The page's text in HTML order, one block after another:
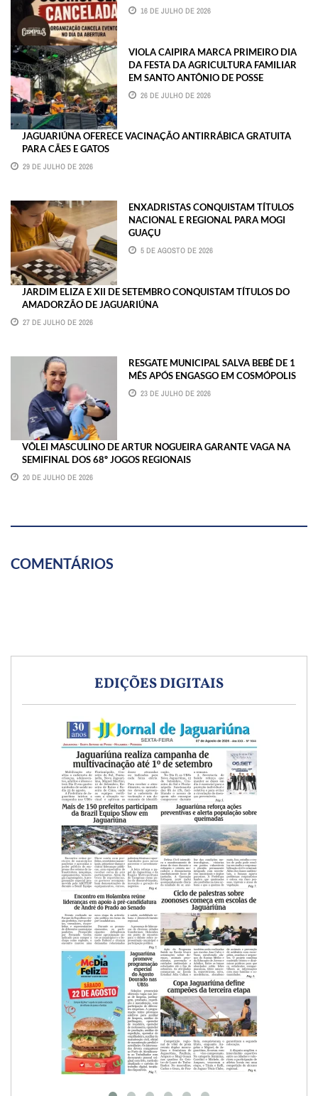
16 DE JULHO DE 2026
VIOLA CAIPIRA MARCA PRIMEIRO DIA
DA FESTA DA AGRICULTURA FAMILIAR
EM SANTO ANTÔNIO DE POSSE
26 DE JULHO DE 2026
JAGUARIÚNA OFERECE VACINAÇÃO ANTIRRÁBICA GRATUITA
PARA CÃES E GATOS
29 DE JULHO DE 2026
ENXADRISTAS CONQUISTAM TÍTULOS
NACIONAL E REGIONAL PARA MOGI
GUAÇU
5 DE AGOSTO DE 2026
JARDIM ELIZA E XII DE SETEMBRO CONQUISTAM TÍTULOS DO
AMADORZÃO DE JAGUARIÚNA
27 DE JULHO DE 2026
RESGATE MUNICIPAL SALVA BEBÊ DE 1
MÊS APÓS ENGASGO EM COSMÓPOLIS
23 DE JULHO DE 2026
VÔLEI MASCULINO DE ARTUR NOGUEIRA GARANTE VAGA NA
SEMIFINAL DOS 68º JOGOS REGIONAIS
20 DE JULHO DE 2026
COMENTÁRIOS
EDIÇÕES DIGITAIS